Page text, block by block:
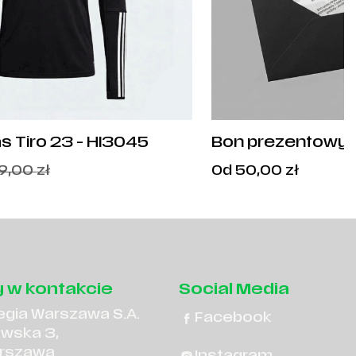
Tiro 23 - HI3045
zł
Bon prezentowy
Od 50,00 złCena
w kontakcie
Warszawa S.A.
3,
Social Media
Facebook